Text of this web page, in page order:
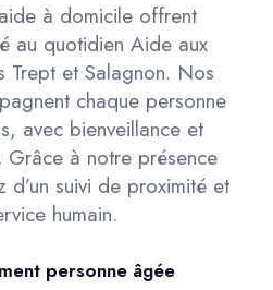
à domicile offrent
au quotidien Aide aux
Trept et Salagnon. Nos
chaque personne
avec bienveillance et
Grâce à notre présence
suivi de proximité et
humain.
personne âgée